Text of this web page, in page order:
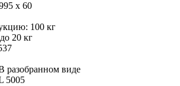
x 60
100 кг
до 20 кг
разобранном виде
5005